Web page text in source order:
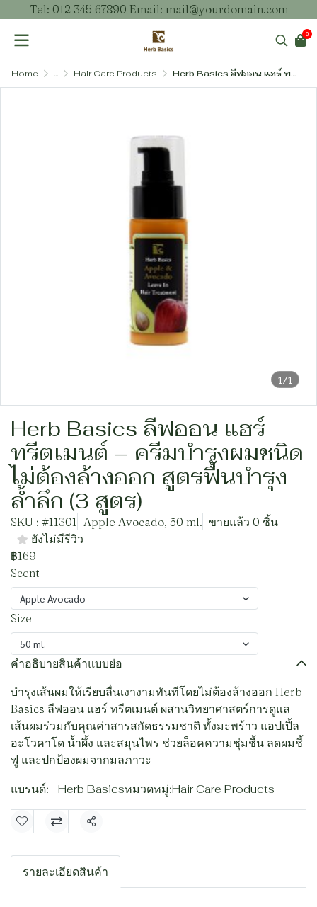
Tel: 012 345 67890 Email: mail@yourdomain.com
0
Home ... Hair Care Products Herb Basics ลีฟออน แฮร์ ทรีตเมนต์ – ครีมบำรุงผมชนิดไม่ต้องล้างออก สูตรฟื้นบำรุงล้ำลึก (3 สูตร)
1/1
Herb Basics ลีฟออน แฮร์
ทรีตเมนต์ – ครีมบำรุงผมชนิด
ไม่ต้องล้างออก สูตรฟื้นบำรุง
ล้ำลึก (3 สูตร)
SKU : #11301 Apple Avocado, 50 ml. ขายแล้ว 0 ชิ้น
ยังไม่มีรีวิว
฿169
Scent
Apple Avocado
Size
50 ml.
คำอธิบายสินค้าแบบย่อ
บำรุงเส้นผมให้เรียบลื่นเงางามทันทีโดยไม่ต้องล้างออก Herb
Basics ลีฟออน แฮร์ ทรีตเมนต์ ผสานวิทยาศาสตร์การดูแล
เส้นผมร่วมกับคุณค่าสารสกัดธรรมชาติ ทั้งมะพร้าว แอปเปิ้ล
อะโวคาโด น้ำผึ้ง และสมุนไพร ช่วยล็อคความชุ่มชื้น ลดผมชี้
ฟู และปกป้องผมจากมลภาวะ
แบรนด์: Herb Basicsหมวดหมู่:Hair Care Products
แชร์
รายละเอียดสินค้า